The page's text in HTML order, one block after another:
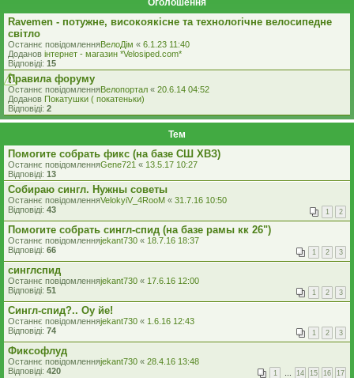
Оголошення
Ravemen - потужне, високоякісне та технологічне велосипедне
світло
Останнє повідомленняВелоДім « 6.1.23 11:40
Доданов iнтернет - магазин *Velosiped.com*
Відповіді: 15
Правила форуму
Останнє повідомленняВелопортал « 20.6.14 04:52
Доданов Покатушки ( покатеньки)
Відповіді: 2
Тем
Помогите собрать фикс (на базе СШ ХВЗ)
Останнє повідомленняGene721 « 13.5.17 10:27
Відповіді: 13
Собираю сингл. Нужны советы
Останнє повідомленняVelokyiV_4RooM « 31.7.16 10:50
Відповіді: 43 1 2
Помогите собрать сингл-спид (на базе рамы кк 26")
Останнє повідомленняjekant730 « 18.7.16 18:37
Відповіді: 66 1 2 3
синглспид
Останнє повідомленняjekant730 « 17.6.16 12:00
Відповіді: 51 1 2 3
Сингл-спид?.. Оу йе!
Останнє повідомленняjekant730 « 1.6.16 12:43
Відповіді: 74 1 2 3
Фиксофлуд
Останнє повідомленняjekant730 « 28.4.16 13:48
Відповіді: 420 1 … 14 15 16 17